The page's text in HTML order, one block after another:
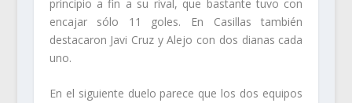
principio a fin a su rival, que bastante tuvo con
encajar sólo 11 goles. En Casillas también
destacaron Javi Cruz y Alejo con dos dianas cada
uno.
En el siguiente duelo parece que los dos equipos